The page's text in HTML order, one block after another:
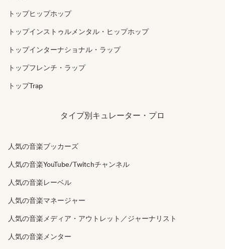
トップヒップホップ
トップインストゥルメンタル・ヒップホップ
トップインターナショナル・ラップ
トップフレンチ・ラップ
トップTrap
タイプ別キュレーター・プロ
人気の音楽ブッカーズ
人気の音楽YouTube/Twitchチャンネル
人気の音楽レーベル
人気の音楽マネージャー
人気の音楽メディア・アウトレット／ジャーナリスト
人気の音楽メンター